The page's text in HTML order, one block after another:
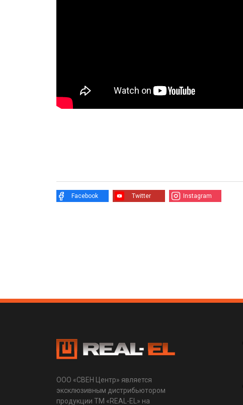
Facebook Twitter Instagram
ООО «СВЕН Центр» является
эксклюзивным дистрибьютором
продукции ТМ «REAL-EL» на